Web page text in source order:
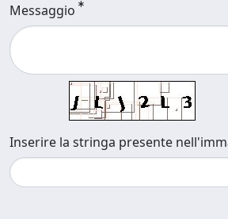
Messaggio
Inserire la stringa presente